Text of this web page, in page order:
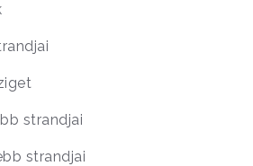
strandjai
strandjai